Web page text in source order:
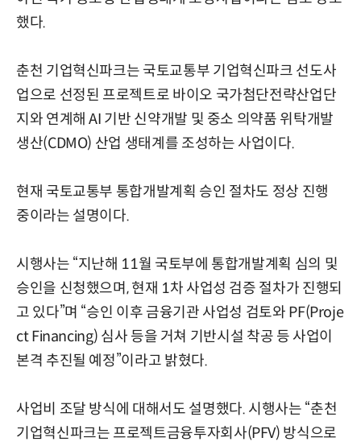
했다.
춘천 기업혁신파크는 국토교통부 기업혁신파크 선도사
업으로 선정된 프로젝트로 바이오 국가첨단전략산업단
지와 연계해 AI 기반 신약개발 및 중소 의약품 위탁개발
생산(CDMO) 산업 생태계를 조성하는 사업이다.
현재 국토교통부 통합개발계획 승인 절차도 정상 진행
중이라는 설명이다.
시행사는 “지난해 11월 국토부에 통합개발계획 심의 및
승인을 신청했으며, 현재 1차 사업성 검증 절차가 진행되
고 있다”며 “승인 이후 금융기관 사업성 검토와 PF(Proje
ct Financing) 심사 등을 거쳐 기반시설 착공 등 사업이
본격 추진될 예정”이라고 밝혔다.
사업비 조달 방식에 대해서도 설명했다. 시행사는 “춘천
기업혁신파크는 프로젝트금융투자회사(PFV) 방식으로